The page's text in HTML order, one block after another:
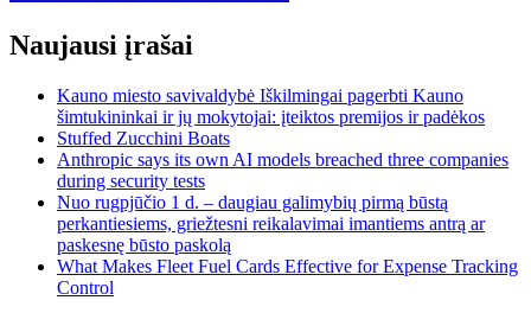
Naujausi įrašai
Kauno miesto savivaldybė Iškilmingai pagerbti Kauno
šimtukininkai ir jų mokytojai: įteiktos premijos ir padėkos
Stuffed Zucchini Boats
Anthropic says its own AI models breached three companies
during security tests
Nuo rugpjūčio 1 d. – daugiau galimybių pirmą būstą
perkantiesiems, griežtesni reikalavimai imantiems antrą ar
paskesnę būsto paskolą
What Makes Fleet Fuel Cards Effective for Expense Tracking
Control